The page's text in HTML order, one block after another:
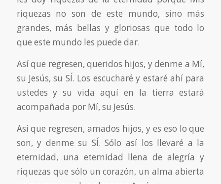
riquezas no son de este mundo, sino más
grandes, más bellas y gloriosas que todo lo
que este mundo les puede dar.
Así que regresen, queridos hijos, y denme a Mí,
su Jesús, su SÍ. Los escucharé y estaré ahí para
ustedes y su vida aquí en la tierra estará
acompañada por Mí, su Jesús.
Así que regresen, amados hijos, y es eso lo que
son, y denme su SÍ. Sólo así los llevaré a la
eternidad, una eternidad llena de alegría y
riquezas que sólo un corazón, un alma abierta